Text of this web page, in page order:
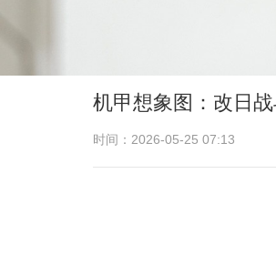
机甲想象图：改日
时间：2026-05-25 07:13